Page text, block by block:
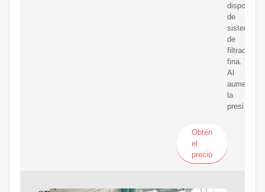
de
sistema
de
filtración
fina.
Al
aumentar
la
presi
Obtén
el
precio